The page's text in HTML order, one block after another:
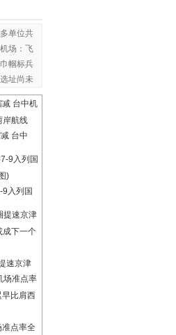
单位共
场：飞
帼标兵
址尚未
台中
入列国
速京津
准点率全